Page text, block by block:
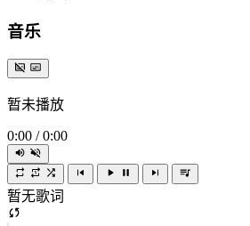
音乐
暂未播放
0:00 / 0:00
暂无歌词